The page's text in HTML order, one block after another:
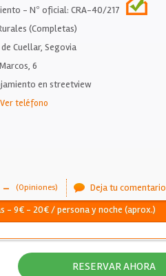
- Nº oficial: CRA-40/217
(Completas)
Cuellar, Segovia
6
en streetview
Ver teléfono
- (Opiniones)
Deja tu comentario
- 9€ - 20€ / persona y noche (aprox.)
RESERVAR AHORA